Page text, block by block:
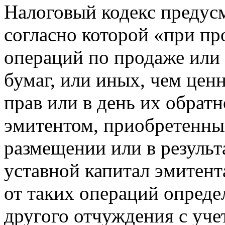
Налоговый кодекс
согласно которой «при
операций по продаже
бумаг, или иных, чем
прав или в день их
эмитентом,
размещении или в
уставной капитал
от таких операций
другого отчуждения с